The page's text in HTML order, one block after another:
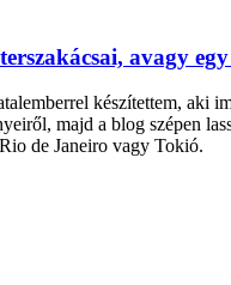
avagy
készítettem, aki
majd a blog szépen
de Janeiro vagy Tokió.